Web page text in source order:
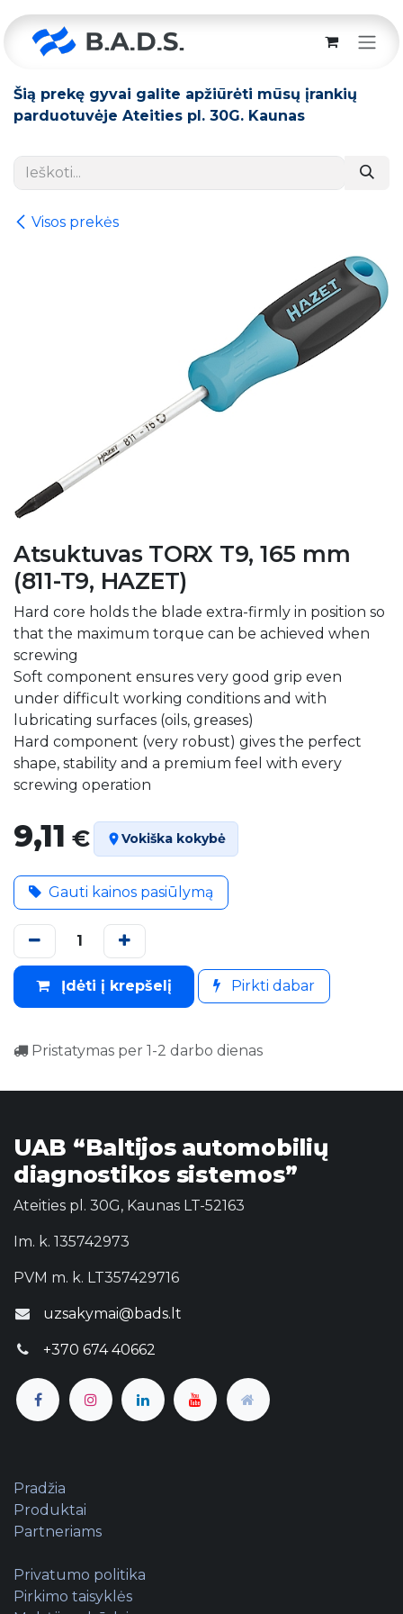
Šią prekę gyvai galite apžiūrėti mūsų įrankių
parduotuvėje Ateities pl. 30G. Kaunas
Visos prekės
Atsuktuvas TORX T9, 165 mm
(811-T9, HAZET)
Hard core holds the blade extra-firmly in position so
that the maximum torque can be achieved when
screwing
Soft component ensures very good grip even
under difficult working conditions and with
lubricating surfaces (oils, greases)
Hard component (very robust) gives the perfect
shape, stability and a premium feel with every
screwing operation
9,11 € Vokiška kokybė
Gauti kainos pasiūlymą
Įdėti į krepšelį Pirkti dabar
Pristatymas per 1-2 darbo dienas
UAB “Baltijos automobilių
diagnostikos sistemos”
Ateities pl. 30G, Kaunas LT-52163
Im. k. 135742973
PVM m. k. LT357429716
uzsakymai@bads.lt
+370 674 40662
Pradžia
Produktai
Partneriams
Privatumo politika
Pirkimo taisyklės